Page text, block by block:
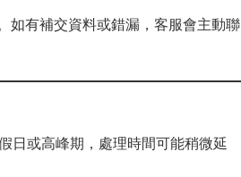
如有補交資料或錯漏，客服會主動聯
日或高峰期，處理時間可能稍微延